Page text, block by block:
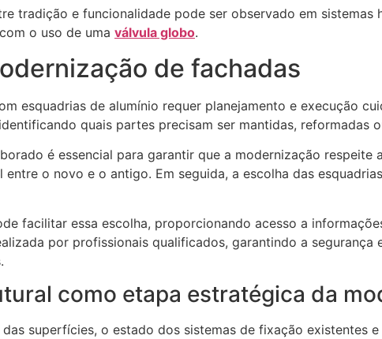
tradição e funcionalidade pode ser observado em
o uso de uma válvula globo.
de fachadas
esquadrias de alumínio requer planejamento e execução
quais partes precisam ser mantidas, reformadas
é essencial para garantir que a modernização respeite
o novo e o antigo. Em seguida, a escolha das
facilitar essa escolha, proporcionando acesso a
por profissionais qualificados, garantindo a
como etapa estratégica da
superfícies, o estado dos sistemas de fixação existentes